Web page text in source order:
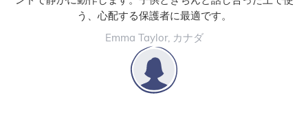
う、心配する保護者に最適です。
Emma Taylor, カナダ